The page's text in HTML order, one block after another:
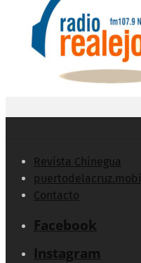
Revista Chinegua
puertodelacruz.mobi
Contacto
Facebook
Instagram